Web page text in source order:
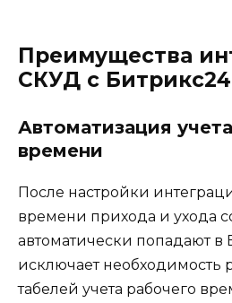
Преимущества
СКУД с Битрикс24
Автоматизация
времени
После настройки
времени прихода и ухода
автоматически попадают в
исключает необходимость
табелей учета рабочего